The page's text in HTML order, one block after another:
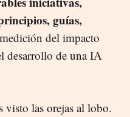
guías,
del impacto
desarrollo de una IA
visto las orejas al lobo.